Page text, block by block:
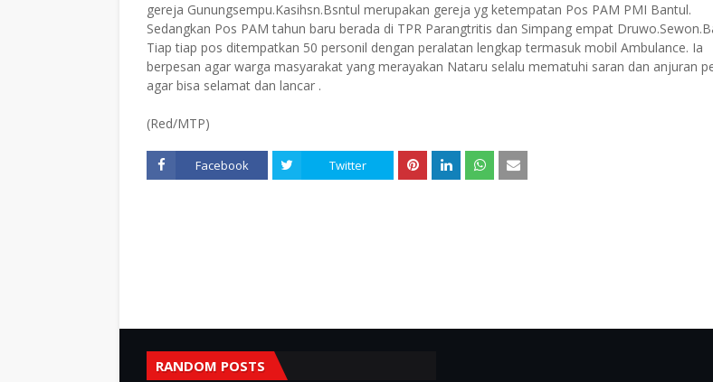
gereja Gunungsempu.Kasihsn.Bsntul merupakan gereja yg ketempatan Pos PAM PMI Bantul.
Sedangkan Pos PAM tahun baru berada di TPR Parangtritis dan Simpang empat
Tiap tiap pos ditempatkan 50 personil dengan peralatan lengkap termasuk mobil Ambulance. Ia
berpesan agar warga masyarakat yang merayakan Nataru selalu mematuhi saran dan anjuran
agar bisa selamat dan lancar .
(Red/MTP)
Facebook Twitter
RANDOM POSTS